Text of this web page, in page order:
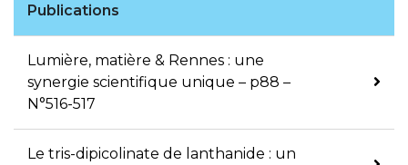
Publications
Lumière, matière & Rennes : une
synergie scientifique unique – p88 –
N°516-517
Le tris-dipicolinate de lanthanide : un